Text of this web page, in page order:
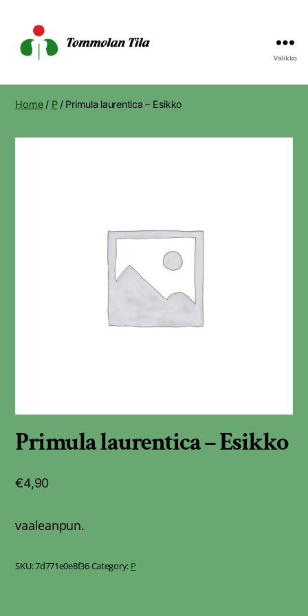
Tila
Valikko
Home/ P/ Primula laurentica – Esikko
Primula laurentica – Esikko
€4,90
vaaleanpun.
SKU:7d771e0e8f36Category: P